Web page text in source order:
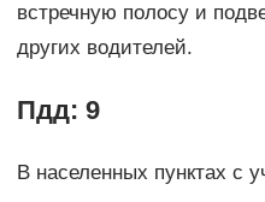
встречную полосу и
других водителей.
Пдд: 9
В населенных пунктах с